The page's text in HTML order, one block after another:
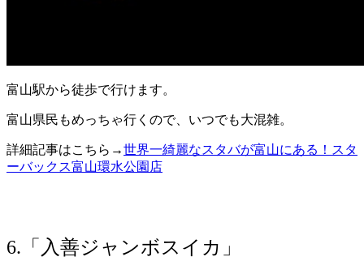
富山駅から徒歩で行けます。
富山県民もめっちゃ行くので、いつでも大混雑。
詳細記事はこちら→世界一綺麗なスタバが富山にある！スタ
ーバックス富山環水公園店
6.「入善ジャンボスイカ」